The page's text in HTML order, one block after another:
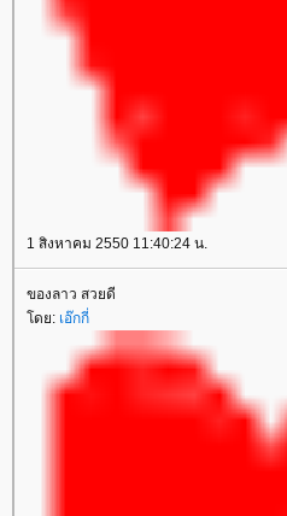
1 สิงหาคม 2550 11:40:24 น.
ของลาว สวยดี
ดย: เอ๊กกี่